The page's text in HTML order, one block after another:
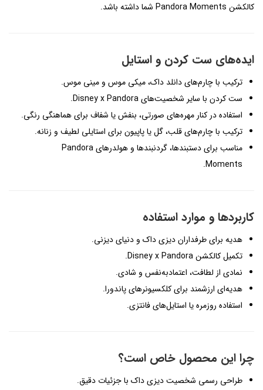
کالکشن Pandora Moments شما داشته باشد.
ایده‌های ست کردن و استایل
ترکیب با چارم‌های دانلد داک، میکی موس و مینی موس.
ست کردن با سایر شخصیت‌های Disney x Pandora.
استفاده در کنار مهره‌های صورتی، بنفش یا شفاف برای هماهنگی رنگی.
ترکیب با چارم‌های قلب، گل یا پاپیون برای استایلی لطیف و زنانه.
مناسب برای دستبندها، گردنبندها و هولدرهای Pandora
Moments.
کاربردها و موارد استفاده
هدیه برای طرفداران دیزی داک و دنیای دیزنی.
تکمیل کالکشن Disney x Pandora.
نمادی از لطافت، اعتمادبه‌نفس و شادی.
هدیه‌ای ارزشمند برای کلکسیونرهای پاندورا.
استفاده روزمره یا استایل‌های فانتزی.
چرا این محصول خاص است؟
طراحی رسمی شخصیت دیزی داک با جزئیات دقیق.